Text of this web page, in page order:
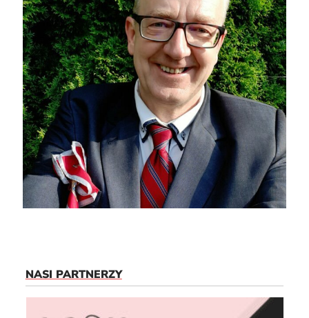
NASI PARTNERZY